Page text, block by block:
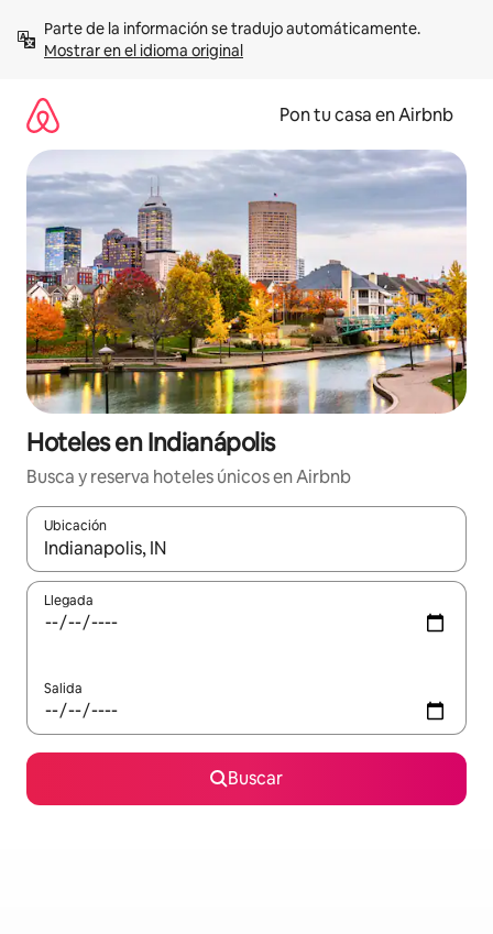
contenidoMostrar en el idioma original
Pon tu casa en Airbnb
Hoteles en Indianápolis
Busca y reserva hoteles únicos en Airbnb
Ubicación
Cuando los resultados estén disponibles, navega con las
Llegada
Salida
Buscar